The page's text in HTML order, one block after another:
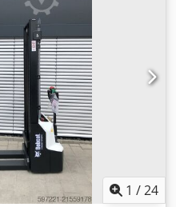
* Peso operativo: 1.711
16.900 euros, neto +
por favor, llame a:
información se
y está sujeta
1 /24